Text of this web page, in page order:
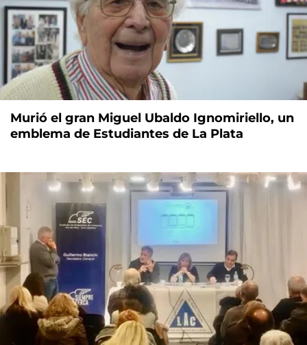
Murió el gran Miguel Ubaldo Ignomiriello, un
emblema de Estudiantes de La Plata